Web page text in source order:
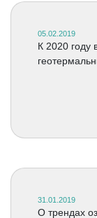
05.02.2019
К 2020 году
31.01.2019
О трендах